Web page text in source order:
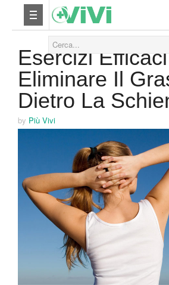
Esercizi
Eliminare Il
Dietro La
by Più Vivi